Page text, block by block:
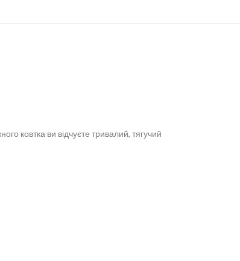
ковтка ви відчуєте тривалий, тягучий